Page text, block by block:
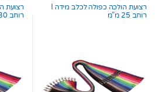
רצועת הולכה כפולה לכלב מידה l
רוחב 25 מ”מ
רוחב 30 מ”מ